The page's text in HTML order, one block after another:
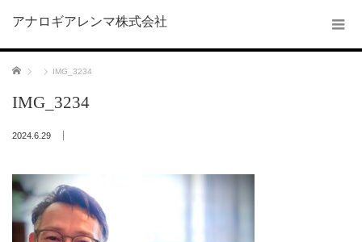
アナロギアレンマ株式会社
ホーム IMG_3234
IMG_3234
2024.6.29